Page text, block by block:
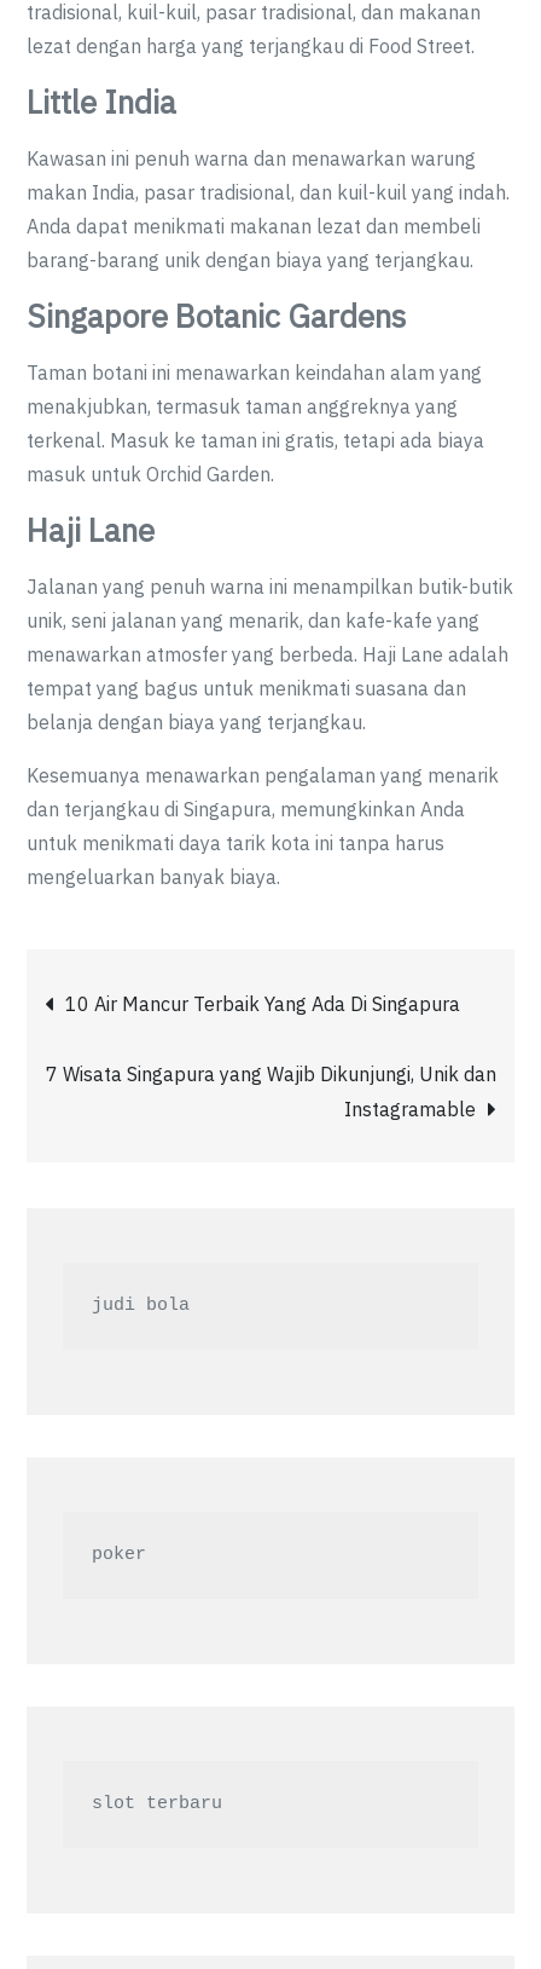
tradisional, kuil-kuil, pasar tradisional, dan makanan
lezat dengan harga yang terjangkau di Food Street.
Little India
Kawasan ini penuh warna dan menawarkan warung
makan India, pasar tradisional, dan kuil-kuil yang indah.
Anda dapat menikmati makanan lezat dan membeli
barang-barang unik dengan biaya yang terjangkau.
Singapore Botanic Gardens
Taman botani ini menawarkan keindahan alam yang
menakjubkan, termasuk taman anggreknya yang
terkenal. Masuk ke taman ini gratis, tetapi ada biaya
masuk untuk Orchid Garden.
Haji Lane
Jalanan yang penuh warna ini menampilkan butik-butik
unik, seni jalanan yang menarik, dan kafe-kafe yang
menawarkan atmosfer yang berbeda. Haji Lane adalah
tempat yang bagus untuk menikmati suasana dan
belanja dengan biaya yang terjangkau.
Kesemuanya menawarkan pengalaman yang menarik
dan terjangkau di Singapura, memungkinkan Anda
untuk menikmati daya tarik kota ini tanpa harus
mengeluarkan banyak biaya.
Post
navigation
10 Air Mancur Terbaik Yang Ada Di Singapura
7 Wisata Singapura yang Wajib Dikunjungi, Unik dan
Instagramable
judi bola
poker
slot terbaru